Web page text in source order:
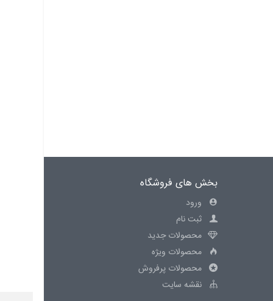
بخش های فروشگاه
ورود
ثبت نام
محصولات جدید
محصولات ویژه
محصولات پرفروش
نقشه سایت